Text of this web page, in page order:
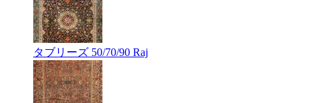
タブリーズ 50/70/90 Raj